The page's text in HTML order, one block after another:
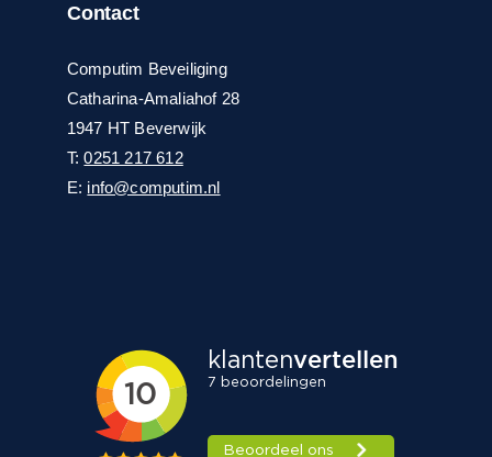
Contact
Computim Beveiliging
Catharina-Amaliahof 28
1947 HT Beverwijk
T:0251 217 612
E: info@computim.nl